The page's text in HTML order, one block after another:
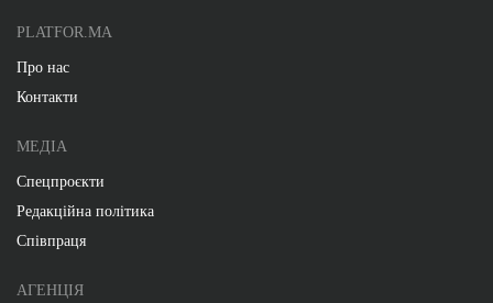
PLATFOR.MA
Про нас
Контакти
МЕДІА
Спецпроєкти
Редакційна політика
Співпраця
АГЕНЦІЯ